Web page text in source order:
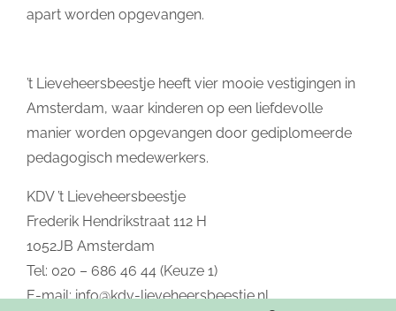
apart worden opgevangen.
’t Lieveheersbeestje heeft vier mooie vestigingen in
Amsterdam, waar kinderen op een liefdevolle
manier worden opgevangen door gediplomeerde
pedagogisch medewerkers.
KDV ’t Lieveheersbeestje
Frederik Hendrikstraat 112 H
1052JB Amsterdam
Tel: 020 – 686 46 44 (Keuze 1)
E-mail:info@kdv-lieveheersbeestje.nl